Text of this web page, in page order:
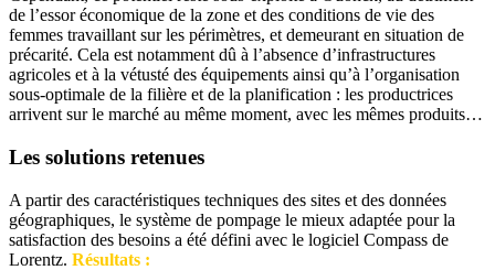
de l’essor économique de la zone et des conditions de vie des
femmes travaillant sur les périmètres, et demeurant en situation de
précarité. Cela est notamment dû à l’absence d’infrastructures
agricoles et à la vétusté des équipements ainsi qu’à l’organisation
sous-optimale de la filière et de la planification : les productrices
arrivent sur le marché au même moment, avec les mêmes produits…
Les solutions retenues
A partir des caractéristiques techniques des sites et des données
géographiques, le système de pompage le mieux adaptée pour la
satisfaction des besoins a été défini avec le logiciel Compass de
Lorentz. Résultats :